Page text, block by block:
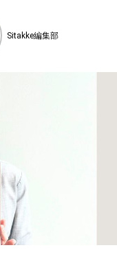
Sitakke編集部